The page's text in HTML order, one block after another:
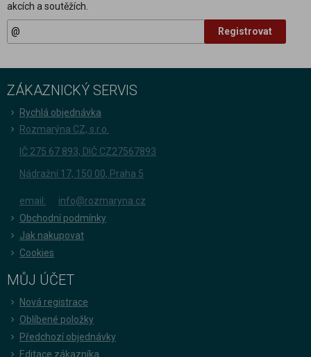
akcích a soutěžích.
Registrovat
ZÁKAZNICKÝ SERVIS
Rychlá objednávka
Rozmarýna CZ, s.r.o.
IČ 275 67 893, DIČ CZ27567893
Nádražní 17, 150 00, Praha 5
email:
info@rozmaryna.cz
Obchodní podmínky
Jak nakupovat
Cookies
MŮJ ÚČET
Nová registrace
Oblíbené položky
Předchozí objednávky
Editace zákazníka